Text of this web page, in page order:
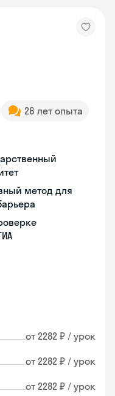
26 лет опыта
метод для
от 2282 ₽ / урок
от 2282 ₽ / урок
от 2282 ₽ / урок